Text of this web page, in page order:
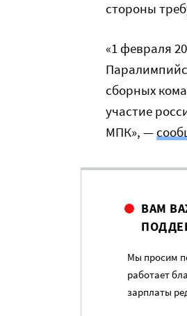
стороны
«1 февраля
сборных
участие
МПК», —
ВАМ
Мы просим
работает
зарплаты